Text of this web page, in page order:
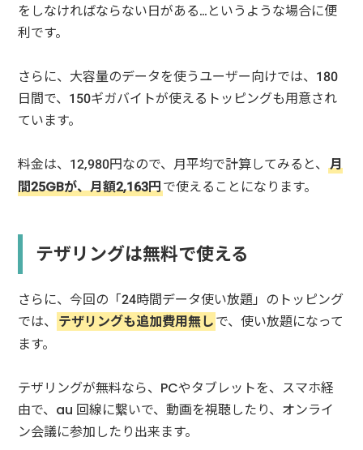
をしなければならない日がある…というような場合に便
利です。
さらに、大容量のデータを使うユーザー向けでは、180
日間で、150ギガバイトが使えるトッピングも用意され
ています。
料金は、12,980円なので、月平均で計算してみると、月
間25GBが、月額2,163円で使えることになります。
テザリングは無料で使える
さらに、今回の「24時間データ使い放題」のトッピング
では、 テザリングも追加費用無しで、使い放題になって
ます。
テザリングが無料なら、PCやタブレットを、スマホ経
由で、au 回線に繋いで、動画を視聴したり、オンライ
ン会議に参加したり出来ます。